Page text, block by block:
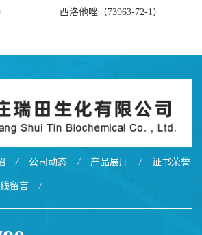
西洛他唑（73963-72-1）
/ 公司动态 / 产品展厅 / 证书荣誉
留言 /